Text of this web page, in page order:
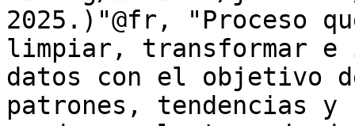
2025.)"@fr, "Proceso
limpiar, transformar e
datos con el objetivo
patrones, tendencias y